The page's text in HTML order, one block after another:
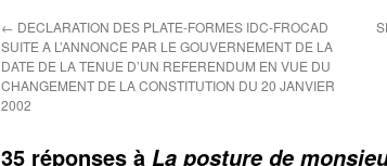
← DECLARATION DES PLATE-FORMES IDC-FROCAD
SUITE A L’ANNONCE PAR LE GOUVERNEMENT DE LA
DATE DE LA TENUE D’UN REFERENDUM EN VUE DU
CHANGEMENT DE LA CONSTITUTION DU 20 JANVIER
2002
35 réponses à La posture de